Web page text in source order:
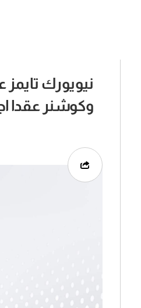
نيويورك
وكوشنر عقدا